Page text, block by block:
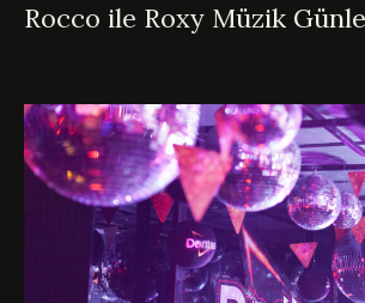
Rocco ile Roxy Müzik